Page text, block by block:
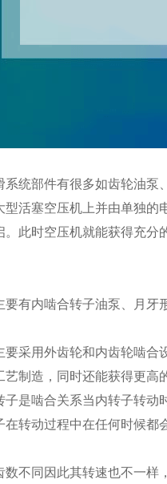
系统部件有很多如齿轮油
型活塞空压机上并由单独的
。此时空压机就能获得充
有内啮合转子油泵、月牙
要采用外齿轮和内齿轮啮
艺制造，同时还能获得更
子是啮合关系当内转子转动
在转动过程中在任何时候都
数不同因此其转速也不一样